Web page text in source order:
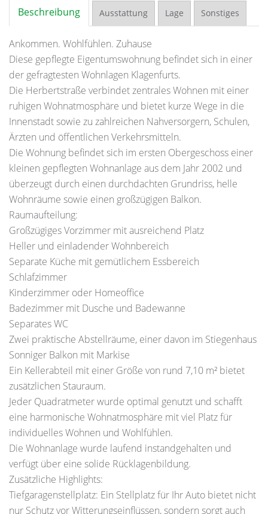
Beschreibung Ausstattung Lage Sonstiges
Ankommen. Wohlfühlen. Zuhause
Diese gepflegte Eigentumswohnung befindet sich in einer
der gefragtesten Wohnlagen Klagenfurts.
Die Herbertstraße verbindet zentrales Wohnen mit einer
ruhigen Wohnatmosphäre und bietet kurze Wege in die
Innenstadt sowie zu zahlreichen Nahversorgern, Schulen,
Ärzten und öffentlichen Verkehrsmitteln.
Die Wohnung befindet sich im ersten Obergeschoss einer
kleinen gepflegten Wohnanlage aus dem Jahr 2002 und
überzeugt durch einen durchdachten Grundriss, helle
Wohnräume sowie einen großzügigen Balkon.
Raumaufteilung:
Großzügiges Vorzimmer mit ausreichend Platz
Heller und einladender Wohnbereich
Separate Küche mit gemütlichem Essbereich
Schlafzimmer
Kinderzimmer oder Homeoffice
Badezimmer mit Dusche und Badewanne
Separates WC
Zwei praktische Abstellräume, einer davon im Stiegenhaus
Sonniger Balkon mit Markise
Ein Kellerabteil mit einer Größe von rund 7,10 m² bietet
zusätzlichen Stauraum.
Jeder Quadratmeter wurde optimal genutzt und schafft
eine harmonische Wohnatmosphäre mit viel Platz für
individuelles Wohnen und Wohlfühlen.
Die Wohnanlage wurde laufend instandgehalten und
verfügt über eine solide Rücklagenbildung.
Zusätzliche Highlights:
Tiefgaragenstellplatz: Ein Stellplatz für Ihr Auto bietet nicht
nur Schutz vor Witterungseinflüssen, sondern sorgt auch